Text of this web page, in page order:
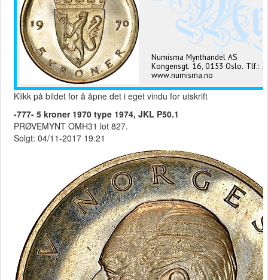
Klikk på bildet for å åpne det i eget vindu for utskrift
-777- 5 kroner 1970 type 1974, JKL P50.1
PRØVEMYNT OMH31 lot 827.
Solgt: 04/11-2017 19:21